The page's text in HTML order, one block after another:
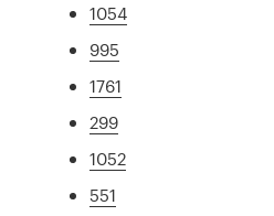
1054
995
1761
299
1052
551